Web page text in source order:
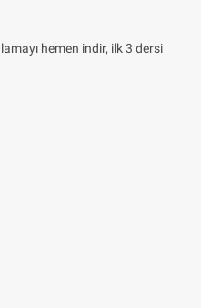
hemen indir, ilk 3 dersi